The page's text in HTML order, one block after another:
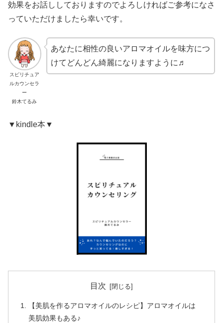
効果をお話ししておりますのでよろしければご参考になさ
っていただけましたら幸いです。
スピリチュア
ルカウンセラ
ー
鈴木てるみ
あなたに相性の良いアロマオイルを味方につ
けてどんどん綺麗になりますように♬
▼kindle本▼
目次
【美肌を作るアロマオイルのレシピ】アロマオイルは
美肌効果もある♪